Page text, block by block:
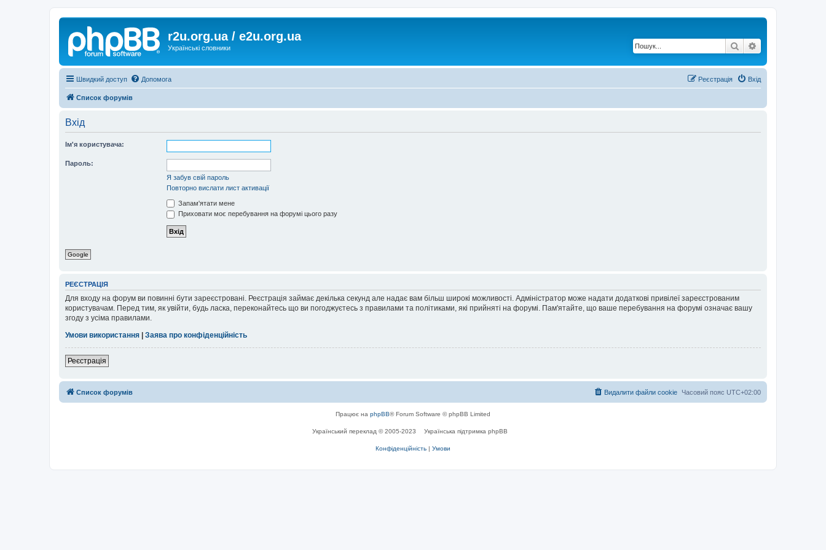
r2u.org.ua / e2u.org.ua
Українські словники Пошук
Швидкий доступ Допомога Вхід
Реєстрація
Список форумів
Вхід
Ім'я користувача:
Пароль:
Я забув свій пароль
Повторно вислати лист активації
Запам'ятати мене
Приховати моє перебування на форумі цього разу
Google
РЕЄСТРАЦІЯ
Для входу на форум ви повинні бути зареєстровані. Реєстрація займає декілька секунд але надає вам більш широкі можливості. Адміністратор може надати додаткові привілеї зареєстрованим
користувачам. Перед тим, як увійти, будь ласка, переконайтесь що ви погоджуєтесь з правилами та політиками, які прийняті на форумі. Пам'ятайте, що ваше перебування на форумі означає вашу
згоду з усіма правилами.
Умови використання
Заява про конфіденційність
Реєстрація
Список форумів Часовий пояс UTC+02:00
Видалити файли cookie
Працює на phpBB® Forum Software © phpBB Limited
Український переклад © 2005-2023 Українська підтримка phpBB
Конфіденційність | Умови